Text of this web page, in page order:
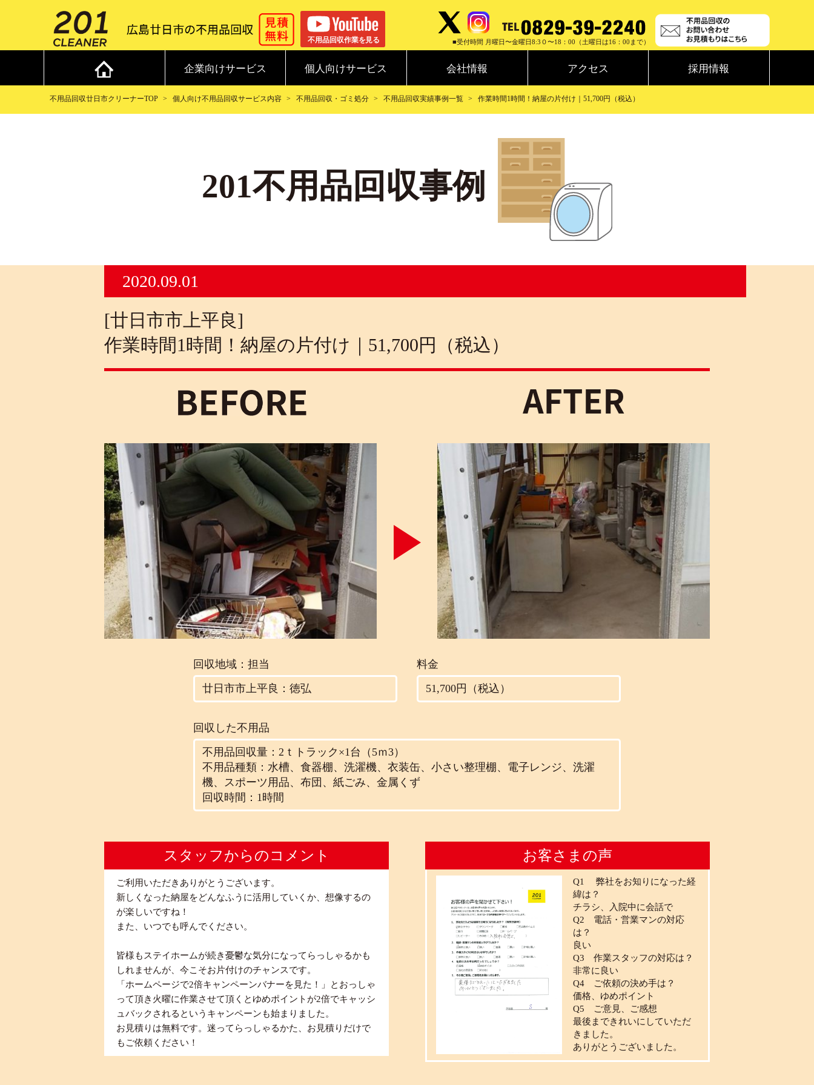
■受付時間 月曜日〜金曜日8:3０〜18：00（土曜日は16：00まで）
企業向けサービス 個人向けサービス 会社情報 アクセス 採用情報
不用品回収廿日市クリーナーTOP 個人向け不用品回収サービス内容 不用品回収・ゴミ処分 不用品回収実績事例一覧 作業時間1時間！納屋の片付け｜51,700円（税込）
201不用品回収事例
2020.09.01
[廿日市市上平良]
作業時間1時間！納屋の片付け｜51,700円（税込）
回収地域：担当
廿日市市上平良：徳弘
料金
51,700円（税込）
回収した不用品
不用品回収量：2ｔトラック×1台（5ｍ3）
不用品種類：水槽、食器棚、洗濯機、衣装缶、小さい整理棚、電子レンジ、洗濯
機、スポーツ用品、布団、紙ごみ、金属くず
回収時間：1時間
スタッフからのコメント
ご利用いただきありがとうございます。
新しくなった納屋をどんなふうに活用していくか、想像するの
が楽しいですね！
また、いつでも呼んでください。
皆様もステイホームが続き憂鬱な気分になってらっしゃるかも
しれませんが、今こそお片付けのチャンスです。
「ホームページで2倍キャンペーンバナーを見た！」とおっしゃ
って頂き火曜に作業させて頂くとゆめポイントが2倍でキャッシ
ュバックされるというキャンペーンも始まりました。
お見積りは無料です。迷ってらっしゃるかた、お見積りだけで
もご依頼ください！
お客さまの声
Q1 弊社をお知りになった経
緯は？
チラシ、入院中に会話で
Q2 電話・営業マンの対応
は？
良い
Q3 作業スタッフの対応は？
非常に良い
Q4 ご依頼の決め手は？
価格、ゆめポイント
Q5 ご意見、ご感想
最後まできれいにしていただ
きました。
ありがとうございました。